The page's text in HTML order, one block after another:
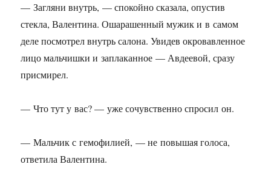
— Загляни внутрь, — спокойно сказала, опустив
стекла, Валентина. Ошарашенный мужик и в самом
деле посмотрел внутрь салона. Увидев окровавленное
лицо мальчишки и заплаканное — Авдеевой, сразу
присмирел.
— Что тут у вас? — уже сочувственно спросил он.
— Мальчик с гемофилией, — не повышая голоса,
ответила Валентина.